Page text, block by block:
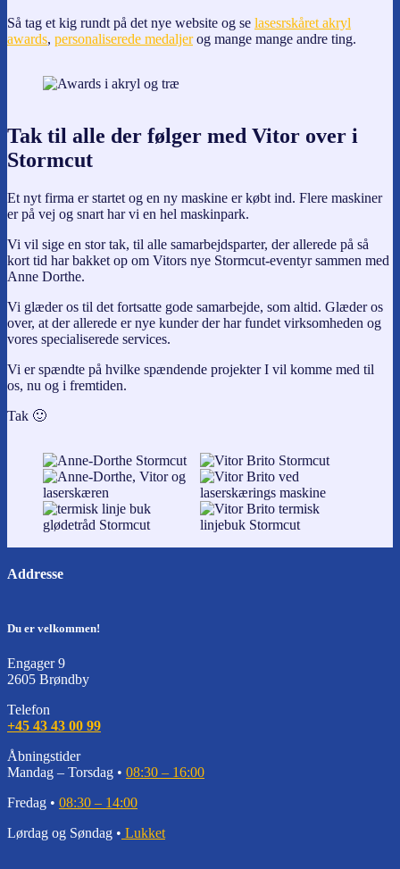
Så tag et kig rundt på det nye website og se lasesrskåret akryl
awards, personaliserede medaljerog mange mange andre ting.
Tak til alle der følger med Vitor over i
Stormcut
Et nyt firma er startet og en ny maskine er købt ind. Flere maskiner
er på vej og snart har vi en hel maskinpark.
Vi vil sige en stor tak, til alle samarbejdsparter, der allerede på så
kort tid har bakket op om Vitors nye Stormcut-eventyr sammen med
Anne Dorthe.
Vi glæder os til det fortsatte gode samarbejde, som altid. Glæder os
over, at der allerede er nye kunder der har fundet virksomheden og
vores specialiserede services.
Vi er spændte på hvilke spændende projekter I vil komme med til
os, nu og i fremtiden.
Tak 🙂
Addresse
Du er velkommen!
Engager 9
2605 Brøndby
Telefon
+45 43 43 00 99
Åbningstider
Mandag – Torsdag • 08:30 – 16:00
Fredag • 08:30 – 14:00
Lørdag og Søndag • Lukket